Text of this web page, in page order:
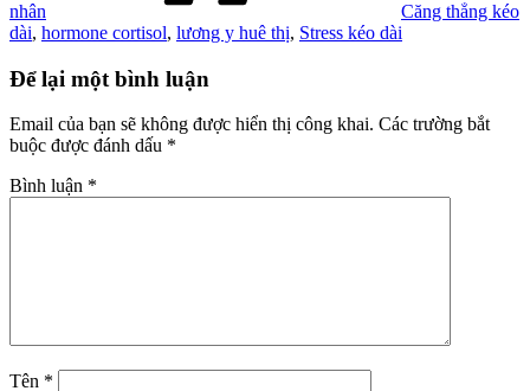
nhân
Căng thẳng kéo
dài, hormone cortisol, lương y huê thị, Stress kéo dài
Để lại một bình luận
Email của bạn sẽ không được hiển thị công khai. Các trường bắt
buộc được đánh dấu *
Bình luận *
Tên *